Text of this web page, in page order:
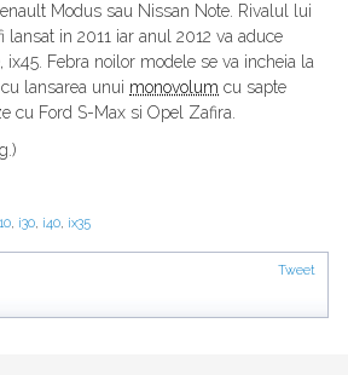
Modus sau Nissan Note. Rivalul lui
lansat in 2011 iar anul 2012 va aduce
ix45. Febra noilor modele se va incheia la
lansarea unui monovolum cu sapte
cu Ford S-Max si Opel Zafira.
, i30, i40, ix35
Tweet